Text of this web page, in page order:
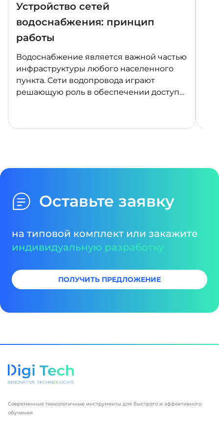
Устройство сетей
водоснабжения: принцип
работы
Водоснабжение является важной частью
инфраструктуры любого населенного
пункта. Сети водопровода играют
решающую роль в обеспечении доступа
рассмотрим, что такое сети водопровода,
Оставьте заявку
на типовой комплект или закажите
индивидуальную разработку
ПОЛУЧИТЬ ПРЕДЛОЖЕНИЕ
Современные технологичные инструменты для быстрого и эффективного
обучения